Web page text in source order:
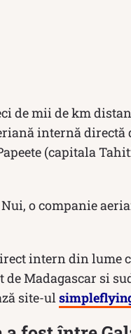
de mii de km
internă directă
(capitala
o companie
intern din lume
Madagascar si
site-ul